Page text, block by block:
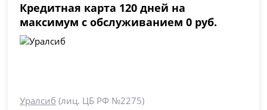
Кредитная карта 120 дней на
максимум с обслуживанием 0 руб.
Уралсиб (лиц. ЦБ РФ №2275)